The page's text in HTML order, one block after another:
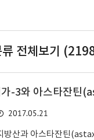
류 전체보기
가-3와 아스타잔틴
2017.05.21
방산과 아스타잔틴